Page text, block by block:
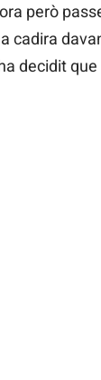
però
cadira
decidit